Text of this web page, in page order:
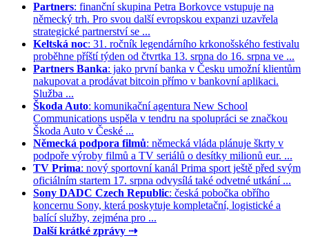
Partners: finanční skupina Petra Borkovce vstupuje na
německý trh. Pro svou další evropskou expanzi uzavřela
strategické partnerství se ...
Keltská noc: 31. ročník legendárního krkonošského festivalu
proběhne příští týden od čtvrtka 13. srpna do 16. srpna ve ...
Partners Banka: jako první banka v Česku umožní klientům
nakupovat a prodávat bitcoin přímo v bankovní aplikaci.
Služba ...
Škoda Auto: komunikační agentura New School
Communications uspěla v tendru na spolupráci se značkou
Škoda Auto v České ...
Německá podpora filmů: německá vláda plánuje škrty v
podpoře výroby filmů a TV seriálů o desítky milionů eur. ...
TV Prima: nový sportovní kanál Prima sport ještě před svým
oficiálním startem 17. srpna odvysílá také odvetné utkání ...
Sony DADC Czech Republic: česká pobočka obřího
koncernu Sony, která poskytuje kompletační, logistické a
balící služby, zejména pro ...
Další krátké zprávy ⇢